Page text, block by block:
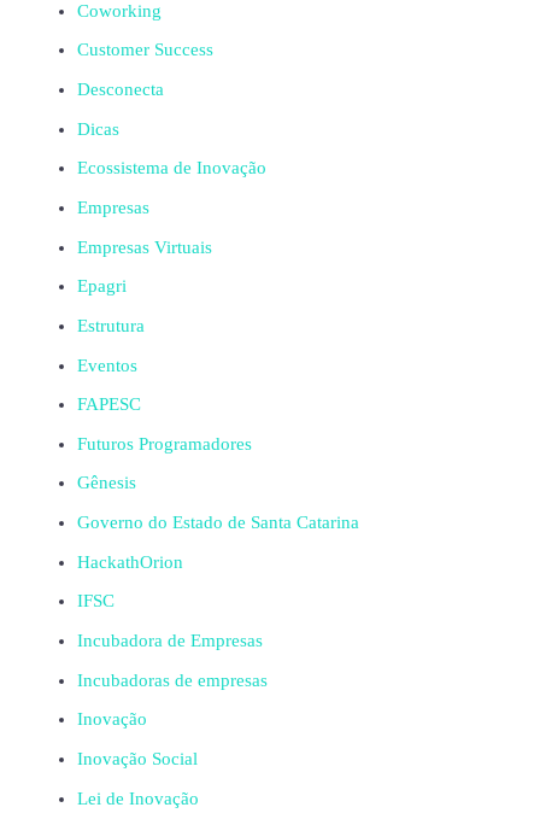
Coworking
Customer Success
Desconecta
Dicas
Ecossistema de Inovação
Empresas
Empresas Virtuais
Epagri
Estrutura
Eventos
FAPESC
Futuros Programadores
Gênesis
Governo do Estado de Santa Catarina
HackathOrion
IFSC
Incubadora de Empresas
Incubadoras de empresas
Inovação
Inovação Social
Lei de Inovação